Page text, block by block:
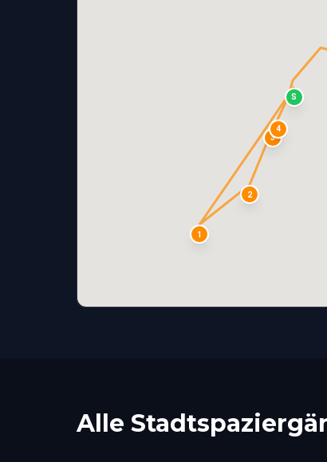
S
1
2
3
4
Alle